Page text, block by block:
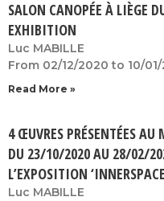
SALON CANOPÉE À
EXHIBITION
Luc MABILLE
From 02/12/2020 to 10/01/
Read More »
4 ŒUVRES PRÉSENTÉES AU
DU 23/10/2020 AU 28/02/
L’EXPOSITION
Luc MABILLE